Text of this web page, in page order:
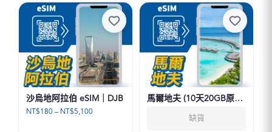
範
圍：
NT$160
到
NT$8,990
範
圍：
NT$890
到
NT$4,990
沙烏地阿拉伯 eSIM｜DJB
NT$180 – NT$5,100價
馬爾地夫 (10天20GB原生
eSIM｜DJB缺貨